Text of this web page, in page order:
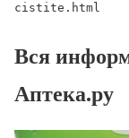
cistite.html
Вся
Аптека.ру